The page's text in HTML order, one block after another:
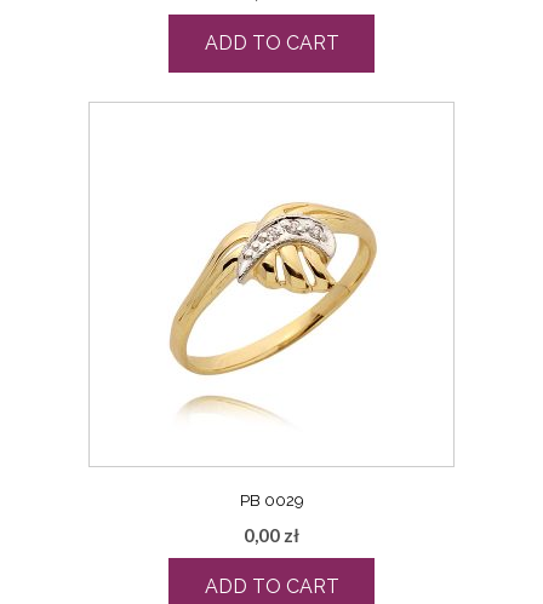
ADD TO CART
PB 0029
0,00 zł
ADD TO CART